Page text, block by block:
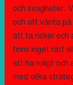
och svagheter.
och att vänta
att ta risker och
finns inget rätt
att ha roligt och
med olika